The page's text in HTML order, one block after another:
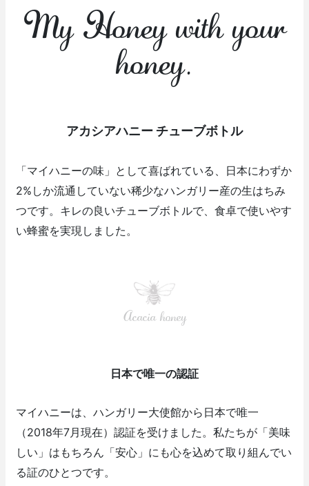
My Honey with your
honey.
アカシアハニー チューブボトル
「マイハニーの味」として喜ばれている、日本にわずか
2%しか流通していない稀少なハンガリー産の生はちみ
つです。キレの良いチューブボトルで、食卓で使いやす
い蜂蜜を実現しました。
Acacia honey
日本で唯一の認証
マイハニーは、ハンガリー大使館から日本で唯一
（2018年7月現在）認証を受けました。私たちが「美味
しい」はもちろん「安心」にも心を込めて取り組んでい
る証のひとつです。